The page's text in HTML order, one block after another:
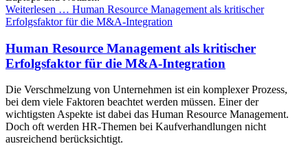
Weiterlesen … Human Resource Management als kritischer
Erfolgsfaktor für die M&A-Integration
Human Resource Management als kritischer
Erfolgsfaktor für die M&A-Integration
Die Verschmelzung von Unternehmen ist ein komplexer Prozess,
bei dem viele Faktoren beachtet werden müssen. Einer der
wichtigsten Aspekte ist dabei das Human Resource Management.
Doch oft werden HR-Themen bei Kaufverhandlungen nicht
ausreichend berücksichtigt.